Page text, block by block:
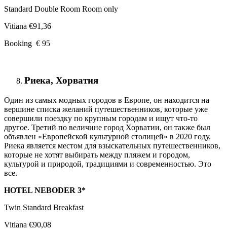
Standard Double Room Room only
Vitiana €91,36
Booking € 95
Риека, Хорватия
Один из самых модных городов в Европе, он находится на
вершине списка желаний путешественников, которые уже
совершили поездку по крупным городам и ищут что-то
другое. Третий по величине город Хорватии, он также был
объявлен «Европейской культурной столицей» в 2020 году.
Риека является местом для взыскательных путешественников,
которые не хотят выбирать между пляжем и городом,
культурой и природой, традициями и современностью. Это
все.
HOTEL NEBODER 3*
Twin Standard Breakfast
Vitiana €90,08